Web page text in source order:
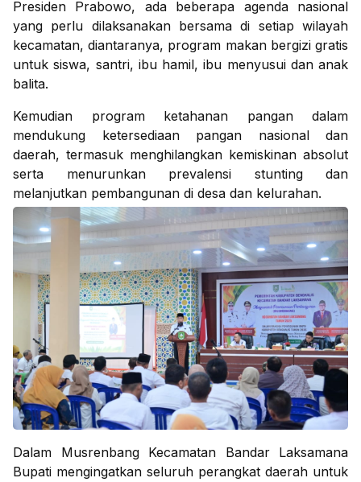
Presiden Prabowo, ada beberapa agenda nasional
yang perlu dilaksanakan bersama di setiap wilayah
kecamatan, diantaranya, program makan bergizi gratis
untuk siswa, santri, ibu hamil, ibu menyusui dan anak
balita.
Kemudian program ketahanan pangan dalam
mendukung ketersediaan pangan nasional dan
daerah, termasuk menghilangkan kemiskinan absolut
serta menurunkan prevalensi stunting dan
melanjutkan pembangunan di desa dan kelurahan.
Dalam Musrenbang Kecamatan Bandar Laksamana
Bupati mengingatkan seluruh perangkat daerah untuk